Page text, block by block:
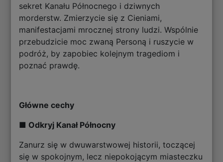
sekret Kanału Północnego i dziwnych
morderstw. Zmierzycie się z Cieniami,
manifestacjami mrocznej strony ludzi. Wspólnie
przebudzicie moc zwaną Personą i ruszycie w
podróż, by zapobiec kolejnym tragediom i
poznać prawdę.
Główne cechy
■ Odkryj Kanał Północny
Zanurz się w dwuwarstwowej historii, toczącej
się w spokojnym, lecz niepokojącym miasteczku